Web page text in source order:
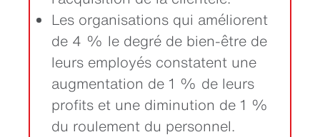
Les organisations qui améliorent
de 4 % le degré de bien-être de
leurs employés constatent une
augmentation de 1 % de leurs
profits et une diminution de 1 %
du roulement du personnel.